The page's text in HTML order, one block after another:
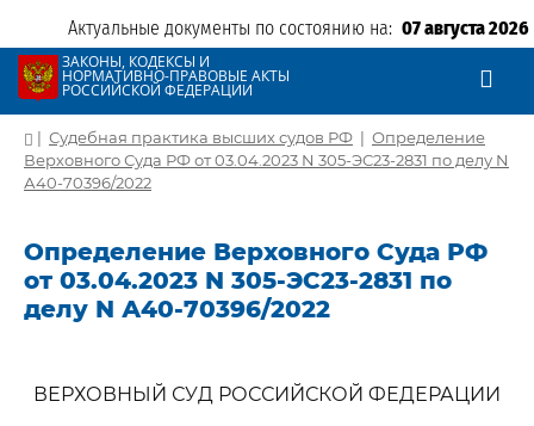
Актуальные документы по состоянию на: 07 августа 2026
ЗАКОНЫ, КОДЕКСЫ И
НОРМАТИВНО-ПРАВОВЫЕ АКТЫ
РОССИЙСКОЙ ФЕДЕРАЦИИ
| Судебная практика высших судов РФ | Определение
Верховного Суда РФ от 03.04.2023 N 305-ЭС23-2831 по делу N
А40-70396/2022
Определение Верховного Суда РФ
от 03.04.2023 N 305-ЭС23-2831 по
делу N А40-70396/2022
ВЕРХОВНЫЙ СУД РОССИЙСКОЙ ФЕДЕРАЦИИ